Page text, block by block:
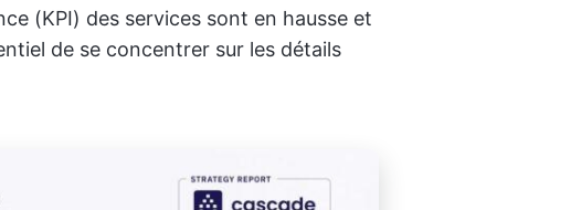
(KPI) des services sont en hausse et
de se concentrer sur les détails